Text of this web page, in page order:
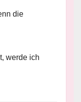
die
werde ich